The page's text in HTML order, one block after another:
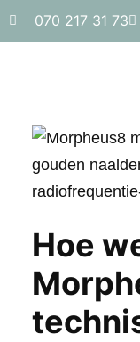
070 217 31 73
Hoe